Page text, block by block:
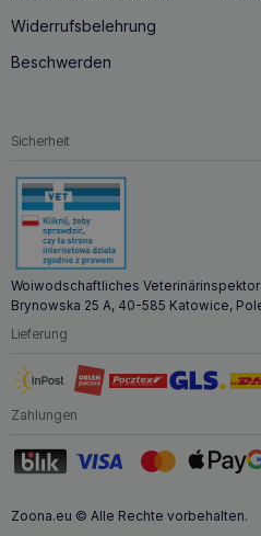
Widerrufsbelehrung
Beschwerden
Sicherheit
Woiwodschaftliches
Brynowska 25 A, 40-585 Katowice,
Lieferung
Zahlungen
Zoona.eu © Alle Rechte vorbehalten.